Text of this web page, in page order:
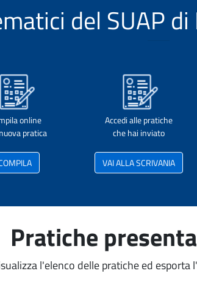
del SUAP di
online
pratica
Accedi alle pratiche
che hai inviato
VAI ALLA SCRIVANIA
Pratiche
l'elenco delle pratiche ed